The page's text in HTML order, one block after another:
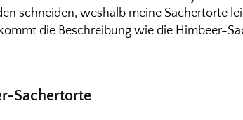
schneiden, weshalb meine Sachertorte
die Beschreibung wie die Himbeer-
Sachertorte